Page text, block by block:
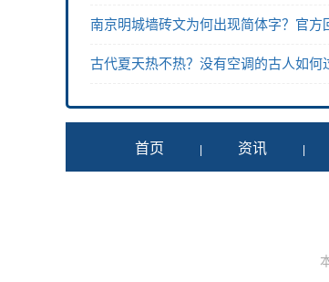
南京明城墙砖文为何出现简体字？官方
古代夏天热不热？没有空调的古人如何
首页 资讯